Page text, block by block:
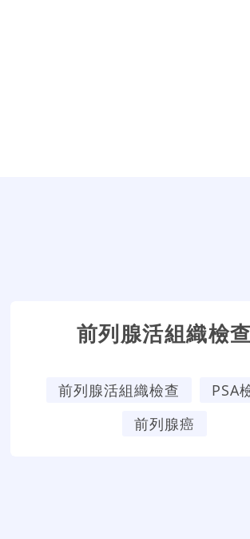
前列腺活組織檢查
前列腺活組織檢查
PSA
前列腺癌